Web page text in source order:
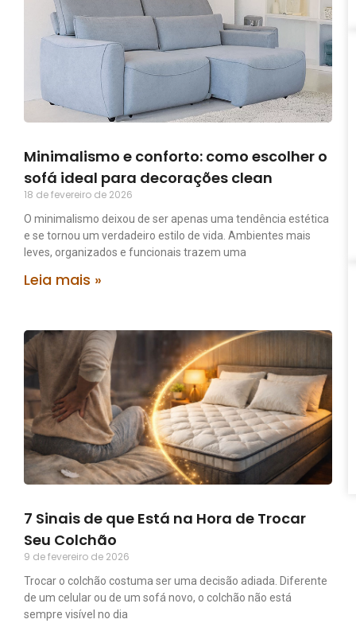
Minimalismo e conforto: como escolher o
sofá ideal para decorações clean
18 de fevereiro de 2026
O minimalismo deixou de ser apenas uma tendência estética
e se tornou um verdadeiro estilo de vida. Ambientes mais
leves, organizados e funcionais trazem uma
Leia mais »
7 Sinais de que Está na Hora de Trocar
Seu Colchão
9 de fevereiro de 2026
Trocar o colchão costuma ser uma decisão adiada. Diferente
de um celular ou de um sofá novo, o colchão não está
sempre visível no dia